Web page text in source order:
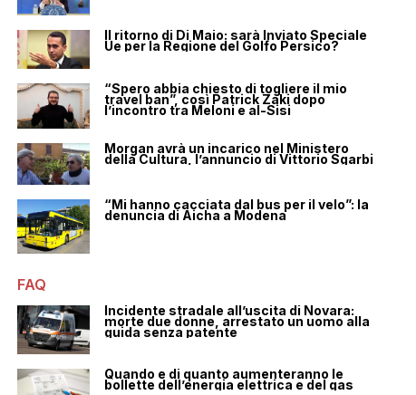
Il ritorno di Di Maio: sarà Inviato Speciale
Ue per la Regione del Golfo Persico?
“Spero abbia chiesto di togliere il mio
travel ban”, così Patrick Zaki dopo
l’incontro tra Meloni e al-Sisi
Morgan avrà un incarico nel Ministero
della Cultura, l’annuncio di Vittorio Sgarbi
“Mi hanno cacciata dal bus per il velo”: la
denuncia di Aicha a Modena
FAQ
Incidente stradale all’uscita di Novara:
morte due donne, arrestato un uomo alla
guida senza patente
Quando e di quanto aumenteranno le
bollette dell’energia elettrica e del gas